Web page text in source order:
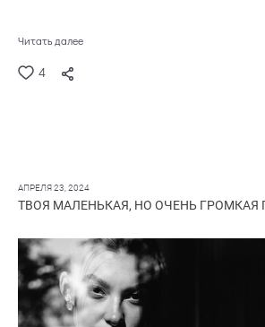
Читать далее
4
АПРЕЛЯ 23, 2024
ТВОЯ МАЛЕНЬКАЯ, НО ОЧЕНЬ ГРОМКАЯ